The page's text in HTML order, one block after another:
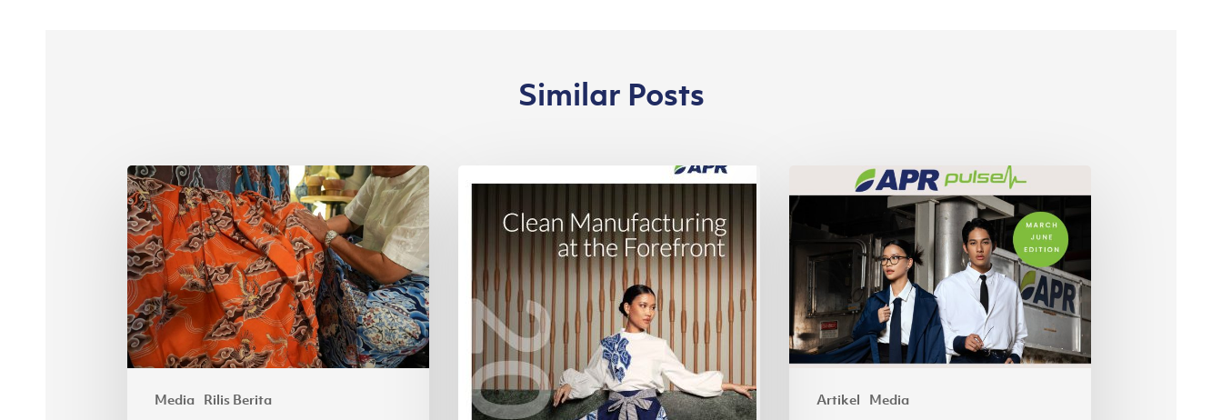
Similar Posts
Media Rilis Berita
Perkuat
Sektor
Batik
Nasional,
APR
Perkenalkan
Bahan
Lyocell
Berkelanjutan
Rayon
Melansir
Laporan
Keberlanjutan
2024:
Mengedepankan
Proses
Produksi
Artikel Media
Highlight
of
2025